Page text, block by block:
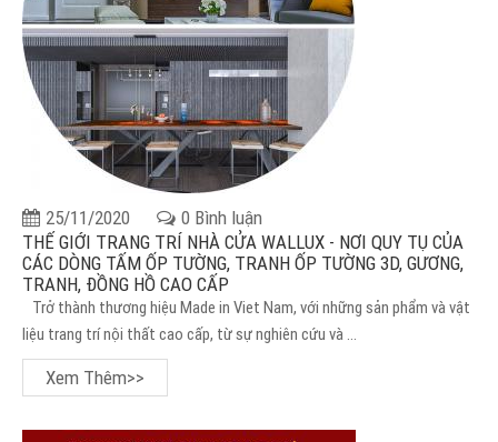
25/11/2020
0 Bình luận
THẾ GIỚI TRANG TRÍ NHÀ CỬA WALLUX - NƠI QUY TỤ CỦA
CÁC DÒNG TẤM ỐP TƯỜNG, TRANH ỐP TƯỜNG 3D, GƯƠNG,
TRANH, ĐỒNG HỒ CAO CẤP
Trở thành thương hiệu Made in Viet Nam, với những sản phẩm và vật
liệu trang trí nội thất cao cấp, từ sự nghiên cứu và ...
Xem Thêm>>